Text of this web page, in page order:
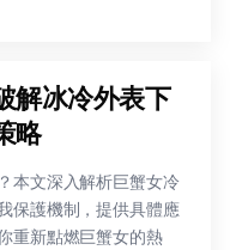
解冰冷外表下
略
本文深入解析巨蟹女冷
保護機制，提供具體應
重新點燃巨蟹女的熱